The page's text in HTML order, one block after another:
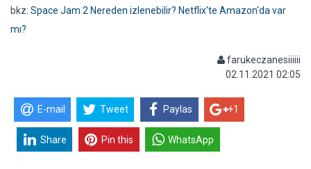
bkz: Space Jam 2 Nereden izlenebilir? Netflix'te Amazon'da var
mı?
farukeczanesiiiiii
02.11.2021 02:05
E-mail Tweet Paylas +1
Share Pin this WhatsApp